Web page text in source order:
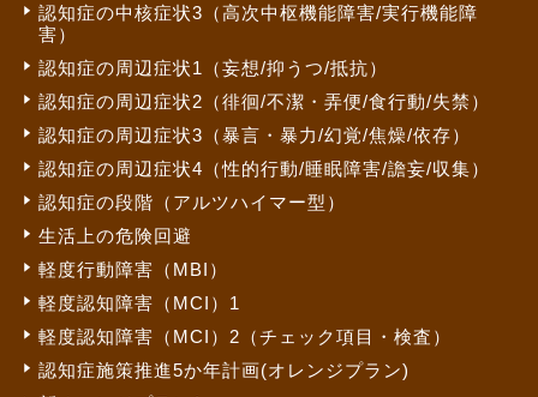
認知症の中核症状3（高次中枢機能障害/実行機能障
害）
認知症の周辺症状1（妄想/抑うつ/抵抗）
認知症の周辺症状2（徘徊/不潔・弄便/食行動/失禁）
認知症の周辺症状3（暴言・暴力/幻覚/焦燥/依存）
認知症の周辺症状4（性的行動/睡眠障害/譫妄/収集）
認知症の段階（アルツハイマー型）
生活上の危険回避
軽度行動障害（MBI）
軽度認知障害（MCI）1
軽度認知障害（MCI）2（チェック項目・検査）
認知症施策推進5か年計画(オレンジプラン)